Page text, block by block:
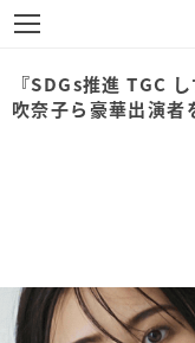
『SDGs推進 TGC
吹奈子ら豪華出演者